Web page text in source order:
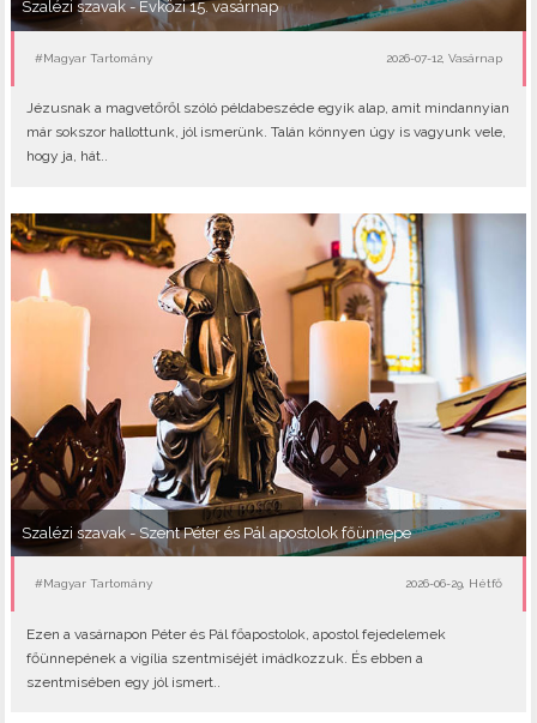
Szalézi szavak - Évközi 15. vasárnap
#Magyar Tartomány 2026-07-12, Vasárnap
Jézusnak a magvetőről szóló példabeszéde egyik alap, amit mindannyian
már sokszor hallottunk, jól ismerünk. Talán könnyen úgy is vagyunk vele,
hogy ja, hát..
Szalézi szavak - Szent Péter és Pál apostolok főünnepe
#Magyar Tartomány 2026-06-29, Hétfő
Ezen a vasárnapon Péter és Pál főapostolok, apostol fejedelemek
főünnepének a vigília szentmiséjét imádkozzuk. És ebben a
szentmisében egy jól ismert..